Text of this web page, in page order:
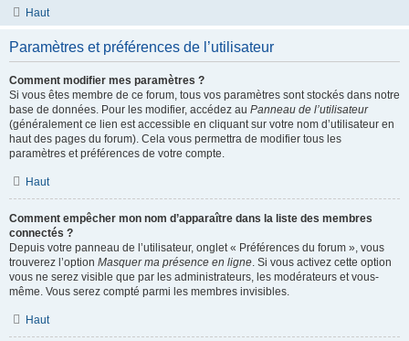
Haut
Paramètres et préférences de l’utilisateur
Comment modifier mes paramètres ?
Si vous êtes membre de ce forum, tous vos paramètres sont stockés dans notre
base de données. Pour les modifier, accédez au Panneau de l’utilisateur
(généralement ce lien est accessible en cliquant sur votre nom d’utilisateur en
haut des pages du forum). Cela vous permettra de modifier tous les
paramètres et préférences de votre compte.
Haut
Comment empêcher mon nom d’apparaître dans la liste des membres
connectés ?
Depuis votre panneau de l’utilisateur, onglet « Préférences du forum », vous
trouverez l’option Masquer ma présence en ligne. Si vous activez cette option
vous ne serez visible que par les administrateurs, les modérateurs et vous-
même. Vous serez compté parmi les membres invisibles.
Haut